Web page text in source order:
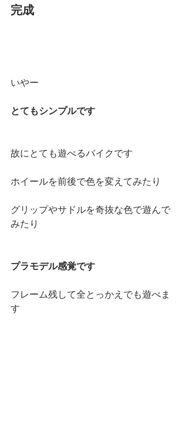
完成
いやー
とてもシンプルです
故にとても遊べるバイクです
ホイールを前後で色を変えてみたり
グリップやサドルを奇抜な色で遊んで
みたり
プラモデル感覚です
フレーム残して全とっかえでも遊べま
す